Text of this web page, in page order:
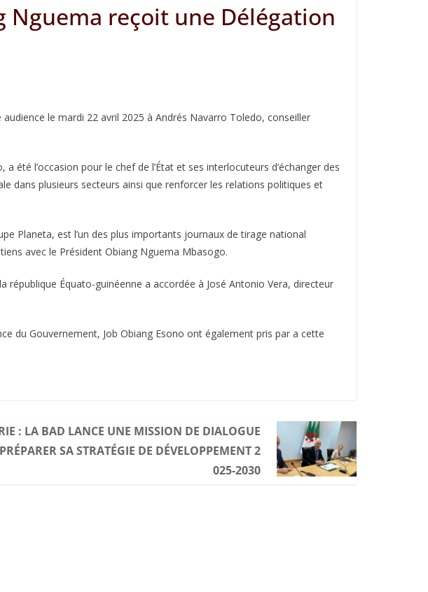
Nguema reçoit une Délégation
le mardi 22 avril 2025 à Andrés Navarro Toledo, conseiller
été l’occasion pour le chef de l’État et ses interlocuteurs d’échanger des
dans plusieurs secteurs ainsi que renforcer les relations politiques et
Planeta, est l’un des plus importants journaux de tirage national
avec le Président Obiang Nguema Mbasogo.
république Équato-guinéenne a accordée à José Antonio Vera, directeur
du Gouvernement, Job Obiang Esono ont également pris par a cette
: LA BAD LANCE UNE MISSION DE DIALOGUE
SA STRATÉGIE DE DÉVELOPPEMENT 2
025-2030